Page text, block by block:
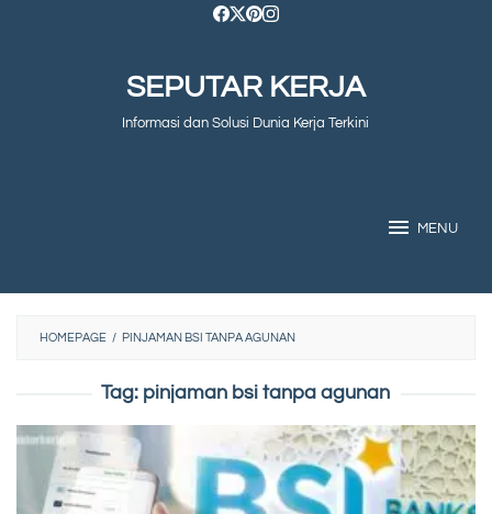
SEPUTAR KERJA
Informasi dan Solusi Dunia Kerja Terkini
MENU
HOMEPAGE / PINJAMAN BSI TANPA AGUNAN
Tag: pinjaman bsi tanpa agunan